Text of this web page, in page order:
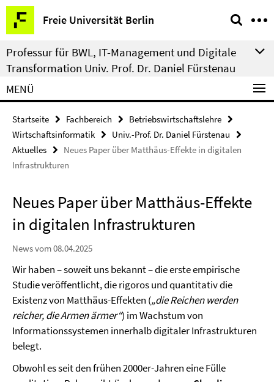
Springe
direkt
zu
Inhalt
Freie Universität Berlin
Service-
Navigation
Professur für BWL, IT-Management und Digitale
Transformation Univ. Prof. Dr. Daniel Fürstenau
MENÜ
Startseite Fachbereich
Betriebswirtschaftslehre
Wirtschaftsinformatik
Univ.-Prof. Dr. Daniel Fürstenau
Aktuelles
Neues Paper über Matthäus-Effekte in digitalen
Infrastrukturen
Neues Paper über Matthäus-Effekte
in digitalen Infrastrukturen
News vom 08.04.2025
Wir haben – soweit uns bekannt – die erste empirische
Studie veröffentlicht, die rigoros und quantitativ die
Existenz von Matthäus-Effekten („die Reichen werden
reicher, die Armen ärmer“) im Wachstum von
Informationssystemen innerhalb digitaler Infrastrukturen
belegt.
Obwohl es seit den frühen 2000er-Jahren eine Fülle